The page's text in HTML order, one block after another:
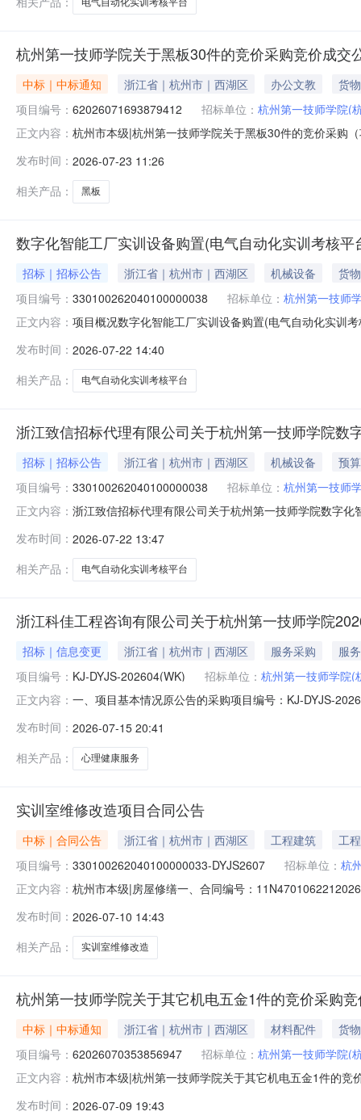
电气自动化实训考核平台
杭州第一技师学院关于黑板30件的竞价采购竞价成交
中标｜中标通知 浙江省｜杭州市｜西湖区 办公文教
货物
项目编号： 62026071693879412 招标单位： 杭州第一技师学院(
正文内容： 杭州市本级|杭州第一技师学院关于黑板30件的竞价采购
价起止时间：2026-07-1612:46-2026-07-2111:30二、
发布时间： 2026-07-23 11:26
相关产品：
黑板
数字化智能工厂实训设备购置(电气自动化实训考核平
招标｜招标公告 浙江省｜杭州市｜西湖区 机械设备
货物
项目编号： 330100262040100000038 招标单位： 杭州第一技师
正文内容： 项目概况数字化智能工厂实训设备购置(电气自动化实训
限价（元）：4500000采购需求：标项名称：数字化智
发布时间： 2026-07-22 14:40
相关产品：
电气自动化实训考核平台
浙江致信招标代理有限公司关于杭州第一技师学院
招标｜招标公告 浙江省｜杭州市｜西湖区 机械设备
预
项目编号： 330100262040100000038 招标单位： 杭州第一技师
正文内容： 浙江致信招标代理有限公司关于杭州第一技师学院数字
13:30（北京时间）前递交（上传）投标文件。一、项目
发布时间： 2026-07-22 13:47
相关产品：
电气自动化实训考核平台
浙江科佳工程咨询有限公司关于杭州第一技师学院
招标｜信息变更 浙江省｜杭州市｜西湖区 服务采购
服务
项目编号： KJ-DYJS-202604(WK) 招标单位： 杭州第一技师学院(
正文内容： 一、项目基本情况原公告的采购项目编号：KJ-DYJS-
间、开启时间2026年07月16日09点30分00秒2026年07
发布时间： 2026-07-15 20:41
相关产品：
心理健康服务
实训室维修改造项目合同公告
中标｜合同公告 浙江省｜杭州市｜西湖区 工程建筑
工程
项目编号： 330100262040100000033-DYJS2607 招标单位： 杭
正文内容： 杭州市本级|房屋修缮一、合同编号：
地址：浙江省杭州市上城区联系方式：0571-87228187
发布时间： 2026-07-10 14:43
相关产品：
实训室维修改造
杭州第一技师学院关于其它机电五金1件的竞价采购
中标｜中标通知 浙江省｜杭州市｜西湖区 材料配件
货物
项目编号： 62026070353856947 招标单位： 杭州第一技师学院(
正文内容： 杭州市本级|杭州第一技师学院关于其它机电五金1件的
州市本级报价起止时间：2026-07-0310:57-2026-07-
发布时间： 2026-07-09 19:43